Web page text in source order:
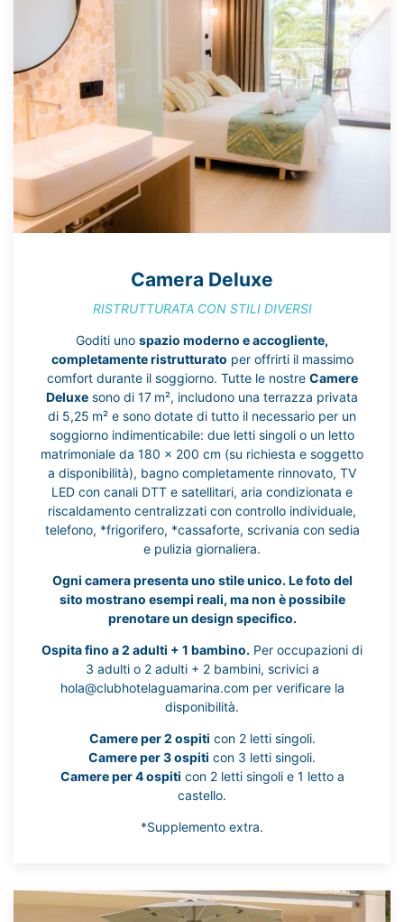
Camera Deluxe
RISTRUTTURATA CON STILI DIVERSI
Goditi uno spazio moderno e accogliente,
completamente ristrutturato per offrirti il massimo
comfort durante il soggiorno. Tutte le nostre Camere
Deluxe sono di 17 m², includono una terrazza privata
di 5,25 m² e sono dotate di tutto il necessario per un
soggiorno indimenticabile: due letti singoli o un letto
matrimoniale da 180 x 200 cm (su richiesta e soggetto
a disponibilità), bagno completamente rinnovato, TV
LED con canali DTT e satellitari, aria condizionata e
riscaldamento centralizzati con controllo individuale,
telefono, *frigorifero, *cassaforte, scrivania con sedia
e pulizia giornaliera.
Ogni camera presenta uno stile unico. Le foto del
sito mostrano esempi reali, ma non è possibile
prenotare un design specifico.
Ospita fino a 2 adulti + 1 bambino. Per occupazioni di
3 adulti o 2 adulti + 2 bambini, scrivici a
hola@clubhotelaguamarina.com per verificare la
disponibilità.
Camere per 2 ospiti con 2 letti singoli.
Camere per 3 ospiti con 3 letti singoli.
Camere per 4 ospiti con 2 letti singoli e 1 letto a
castello.
*Supplemento extra.